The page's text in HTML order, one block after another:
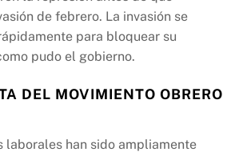
de febrero. La invasión se
para bloquear su
pudo el gobierno.
DEL MOVIMIENTO OBRERO
laborales han sido ampliamente